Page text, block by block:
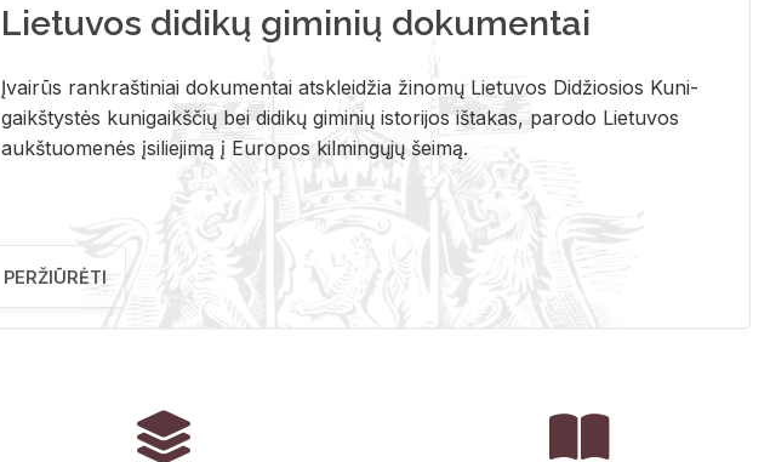
Lietuvos didikų giminių dokumentai
Įvai­rūs rank­raš­ti­niai do­ku­men­tai at­sklei­džia ži­no­mų Lie­tu­vos Di­džio­sios Ku­ni­
gaikš­tys­tės ku­ni­gaikš­čių bei di­di­kų gi­mi­nių is­to­ri­jos iš­ta­kas, pa­ro­do Lie­tu­vos
aukš­tuo­me­nės įsi­lie­ji­mą į Eu­ro­pos kil­min­gų­jų šei­mą.
PERŽIŪRĖTI